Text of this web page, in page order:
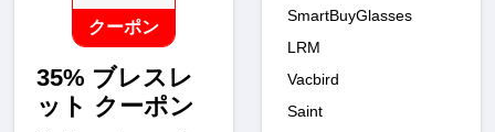
クーポン
35% ブレスレ
ット クーポン
SmartBuyGlasses
LRM
Vacbird
Saint